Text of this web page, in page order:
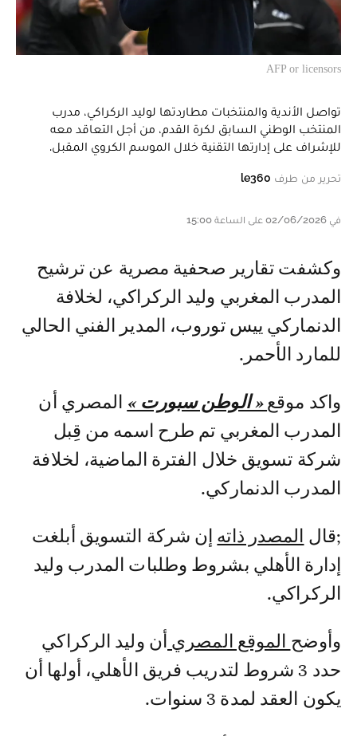
AFP or licensors
تواصل الأندية والمنتخبات مطاردتها لوليد الركراكي، مدرب
المنتخب الوطني السابق لكرة القدم، من أجل التعاقد معه
للإشراف على إدارتها التقنية خلال الموسم الكروي المقبل.
تحرير من طرف le360
في 02/06/2026 على الساعة 15:00
وكشفت تقارير صحفية مصرية عن ترشيح
المدرب المغربي وليد الركراكي، لخلافة
الدنماركي ييس توروب، المدير الفني الحالي
للمارد الأحمر.
واكد موقع « الوطن سبورت » المصري أن
المدرب المغربي تم طرح اسمه من قِبل
شركة تسويق خلال الفترة الماضية، لخلافة
المدرب الدنماركي.
;قال المصدر ذاته إن شركة التسويق أبلغت
إدارة الأهلي بشروط وطلبات المدرب وليد
الركراكي.
وأوضح الموقع المصري أن وليد الركراكي
حدد 3 شروط لتدريب فريق الأهلي، أولها أن
يكون العقد لمدة 3 سنوات.